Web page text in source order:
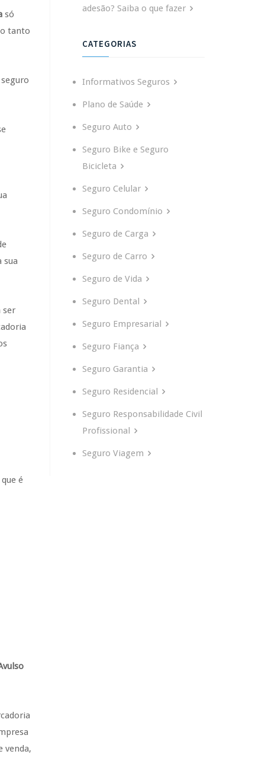
só
tanto
sua
ser
é
venda,
adesão? Saiba o que fazer
CATEGORIAS
Informativos Seguros
Plano de Saúde
Seguro Auto
Seguro Bike e Seguro
Bicicleta
Seguro Celular
Seguro Condomínio
Seguro de Carga
Seguro de Carro
Seguro de Vida
Seguro Dental
Seguro Empresarial
Seguro Fiança
Seguro Garantia
Seguro Residencial
Seguro Responsabilidade Civil
Profissional
Seguro Viagem